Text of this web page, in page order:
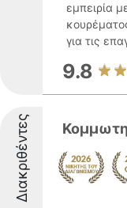
εμπειρία
για τις
9.8
Διακριθέντες